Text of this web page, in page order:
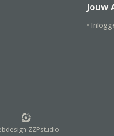
Jouw
•
ZZPstudio